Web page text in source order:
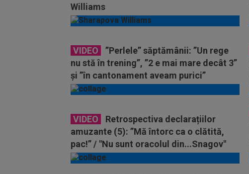
Williams
VIDEO
”Perlele” săptămânii: ”Un rege
nu stă în trening”, ”2 e mai mare decât 3”
și ”în cantonament aveam purici”
VIDEO
Retrospectiva declarațiilor
amuzante (5): ”Mă întorc ca o clătită,
pac!” / "Nu sunt oracolul din...Snagov"